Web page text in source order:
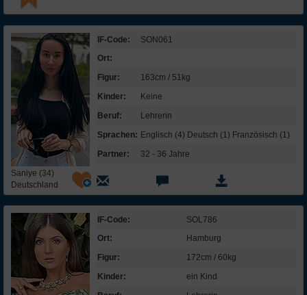
Saniye (34)
Deutschland
IF-Code:
SON061
Ort:
Figur:
163cm / 51kg
Kinder:
Keine
Beruf:
Lehrerin
Sprachen: Englisch (4) Deutsch (1) Französisch (1)
Partner:
32 - 36 Jahre
IF-Code:
SOL786
Ort:
Hamburg
Figur:
172cm / 60kg
Kinder:
ein Kind